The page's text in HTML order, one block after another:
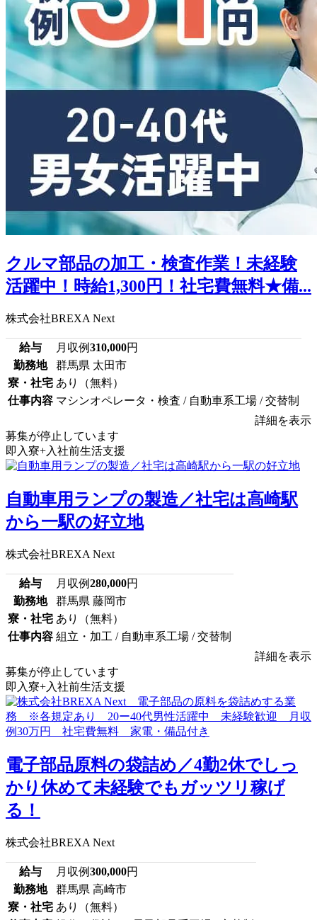
クルマ部品の加工・検査作業！未経験
活躍中！時給1,300円！社宅費無料★備...
株式会社BREXA Next
給与 月収例310,000円
勤務地
群馬県 太田市
寮・社宅 あり（無料）
仕事内容 マシンオペレータ・検査 / 自動車系工場 / 交替制
詳細を表示
募集が停止しています
即入寮+入社前生活支援
自動車用ランプの製造／社宅は高崎駅
から一駅の好立地
株式会社BREXA Next
給与 月収例280,000円
勤務地
群馬県 藤岡市
寮・社宅 あり（無料）
仕事内容 組立・加工 / 自動車系工場 / 交替制
詳細を表示
募集が停止しています
即入寮+入社前生活支援
電子部品原料の袋詰め／4勤2休でしっ
かり休めて未経験でもガッツリ稼げ
る！
株式会社BREXA Next
給与 月収例300,000円
勤務地
群馬県 高崎市
寮・社宅 あり（無料）